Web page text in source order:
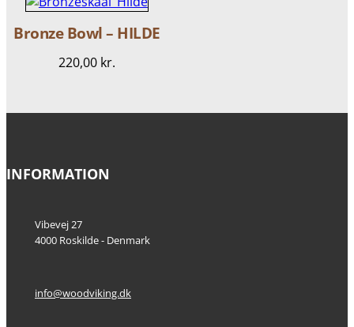
Bronze Bowl – HILDE
220,00 kr.
INFORMATION
Vibevej 27
4000 Roskilde - Denmark
info@woodviking.dk